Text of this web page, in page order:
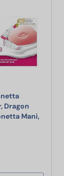
80 g x
Dragon
Mani,